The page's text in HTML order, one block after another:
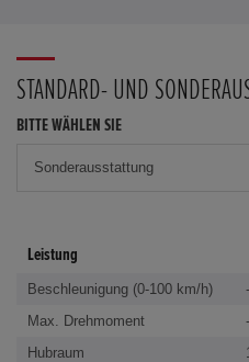
STANDARD- UND
BITTE WÄHLEN SIE
Leistung
Beschleunigung (0-100 km/h)
-
Max. Drehmoment
-
Hubraum